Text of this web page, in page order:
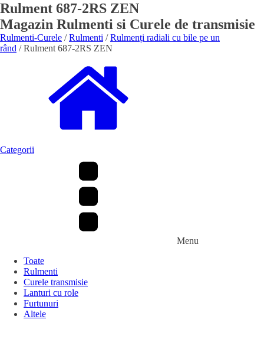
Rulment 687-2RS ZEN
Magazin Rulmenti si Curele de transmisie
Rulmenti-Curele /Rulmenti /Rulmenți radiali cu bile pe un
rând / Rulment 687-2RS ZEN
Categorii
Menu
Toate
Rulmenti
Curele transmisie
Lanturi cu role
Furtunuri
Altele